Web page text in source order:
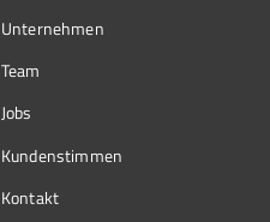
Unternehmen
Team
Jobs
Kundenstimmen
Kontakt